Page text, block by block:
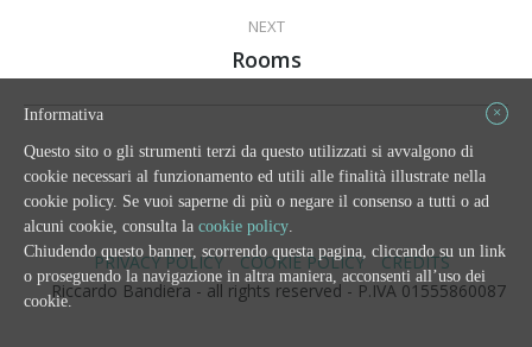
NEXT
Next
Rooms
PRIVACY POLICY COOKIE POLICY
CREDITS
Riccardo Bandiera - all rights reserved - P.IVA 01555860087
×
Informativa
Questo sito o gli strumenti terzi da questo utilizzati si avvalgono di
cookie necessari al funzionamento ed utili alle finalità illustrate nella
cookie policy. Se vuoi saperne di più o negare il consenso a tutti o ad
alcuni cookie, consulta la cookie policy.
Chiudendo questo banner, scorrendo questa pagina, cliccando su un link
o proseguendo la navigazione in altra maniera, acconsenti all’uso dei
cookie.